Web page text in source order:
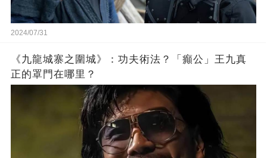
2024/07/31
《九龍城寨之圍城》：功夫術法？「癲公」王九真
正的罩門在哪里？